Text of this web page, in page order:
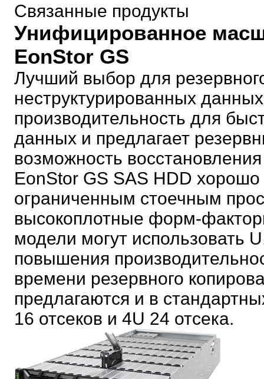
Связанные продукты
Унифицированное
EonStor GS
Лучший выбор для
неструктурированных данных
производительность для
данных и предлагает
возможность
EonStor GS SAS HDD
ограниченным стоечным
высокоплотные форм-
модели могут использовать
повышения
времени резервного
предлагаются и в
16 отсеков и 4U 24 отсека.